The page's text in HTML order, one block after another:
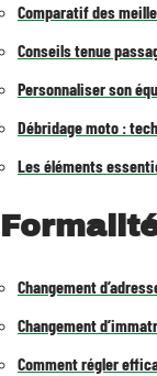
Comparatif des
Conseils tenue
Personnaliser son
Débridage moto :
Les éléments
Changement
Changement
Comment régler